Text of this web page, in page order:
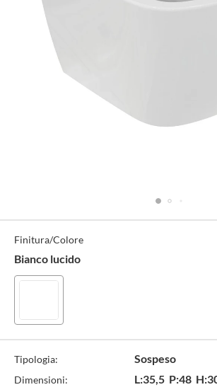
Tecniche
Finitura/Colore
Bianco lucido
Tipologia: Sospeso
Dimensioni: L:35,5 P:48